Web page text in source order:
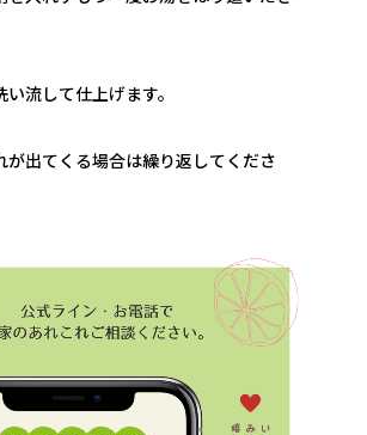
流して仕上げます。
が出てくる場合は繰り返してくださ